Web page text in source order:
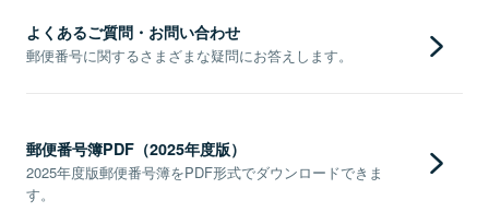
よくあるご質問・お問い合わせ
郵便番号に関するさまざまな疑問にお答えします。
郵便番号簿PDF（2025年度版）
2025年度版郵便番号簿をPDF形式でダウンロードできま
す。